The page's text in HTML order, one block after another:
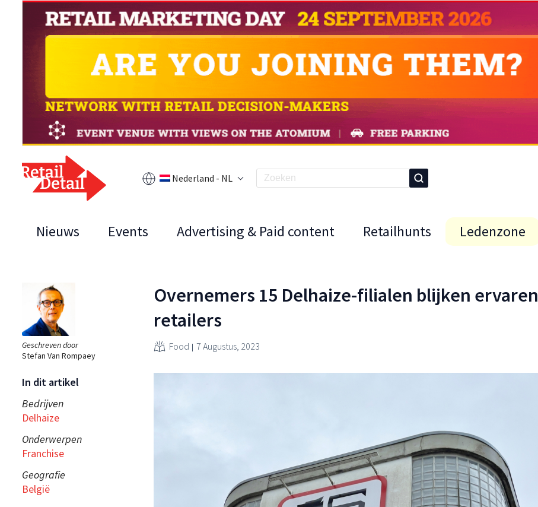
Nederland - NL
Nieuws Events Advertising & Paid content Retailhunts Ledenzone
Geschreven door
Stefan Van Rompaey
In dit artikel
Bedrijven
Delhaize
Onderwerpen
Franchise
Geografie
België
Overnemers 15 Delhaize-filialen blijken ervaren
retailers
Food 7 Augustus, 2023